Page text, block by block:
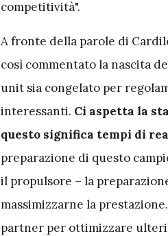
competitività".
A fronte della parole di
così commentato la nascita
unit sia congelato per
interessanti. Ci aspetta la
questo significa tempi di
preparazione di questo
il propulsore – la
massimizzarne la
partner per ottimizzare